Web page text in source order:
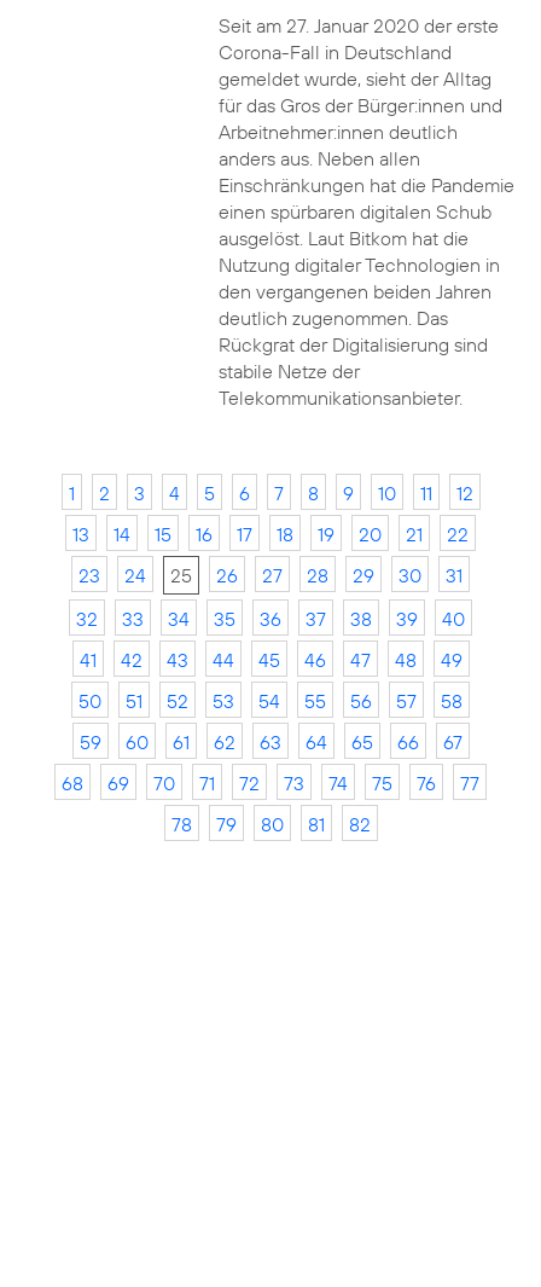
Seit am 27. Januar 2020 der erste
Corona-Fall in Deutschland
gemeldet wurde, sieht der Alltag
für das Gros der Bürger:innen und
Arbeitnehmer:innen deutlich
anders aus. Neben allen
Einschränkungen hat die Pandemie
einen spürbaren digitalen Schub
ausgelöst. Laut Bitkom hat die
Nutzung digitaler Technologien in
den vergangenen beiden Jahren
deutlich zugenommen. Das
Rückgrat der Digitalisierung sind
stabile Netze der
Telekommunikationsanbieter.
1 2 3 4 5 6 7 8 9 10 11
12
13
14 15 16 17 18 19 20 21
22
23
24 25 26 27 28 29 30
31
32
33 34 35 36 37 38 39
40
41
42 43 44 45 46 47 48
49
50
51 52 53 54 55 56 57
58
59
60 61 62 63 64 65 66
67
68
69 70 71 72 73 74 75 76
77
78
79 80 81 82